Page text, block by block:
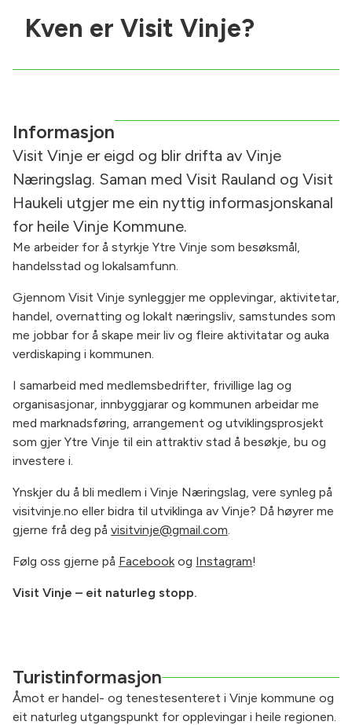
Kven er Visit Vinje?
Informasjon
Visit Vinje er eigd og blir drifta av Vinje
Næringslag. Saman med Visit Rauland og Visit
Haukeli utgjer me ein nyttig informasjonskanal
for heile Vinje Kommune.
Me arbeider for å styrkje Ytre Vinje som besøksmål,
handelsstad og lokalsamfunn.
Gjennom Visit Vinje synleggjer me opplevingar, aktivitetar,
handel, overnatting og lokalt næringsliv, samstundes som
me jobbar for å skape meir liv og fleire aktivitatar og auka
verdiskaping i kommunen.
I samarbeid med medlemsbedrifter, frivillige lag og
organisasjonar, innbyggjarar og kommunen arbeidar me
med marknadsføring, arrangement og utviklingsprosjekt
som gjer Ytre Vinje til ein attraktiv stad å besøkje, bu og
investere i.
Ynskjer du å bli medlem i Vinje Næringslag, vere synleg på
visitvinje.no eller bidra til utviklinga av Vinje? Då høyrer me
gjerne frå deg på visitvinje@gmail.com.
Følg oss gjerne på Facebookog Instagram!
Visit Vinje – eit naturleg stopp.
Turistinformasjon
Åmot er handel- og tenestesenteret i Vinje kommune og
eit naturleg utgangspunkt for opplevingar i heile regionen.